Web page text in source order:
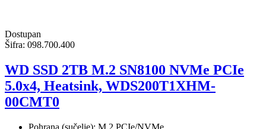
Dostupan
Šifra: 098.700.400
WD SSD 2TB M.2 SN8100 NVMe PCIe
5.0x4, Heatsink, WDS200T1XHM-
00CMT0
Pohrana (sučelje): M.2 PCIe/NVMe